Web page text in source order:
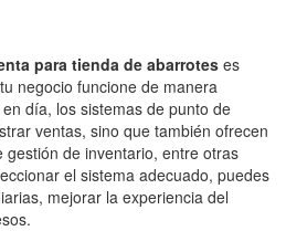
para tienda de abarrotes es
negocio funcione de manera
día, los sistemas de punto de
ventas, sino que también ofrecen
gestión de inventario, entre otras
el sistema adecuado, puedes
mejorar la experiencia del